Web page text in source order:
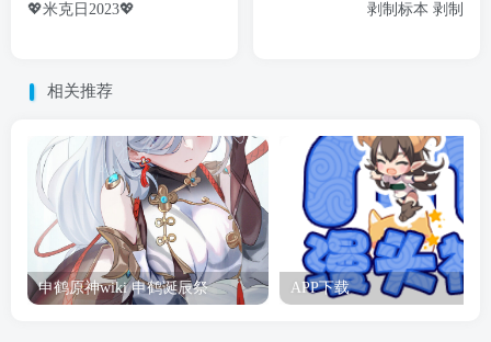
💖米克日2023💖
剥制标本 剥制
相关推荐
申鹤原神wiki 申鹤诞辰祭 APP下载